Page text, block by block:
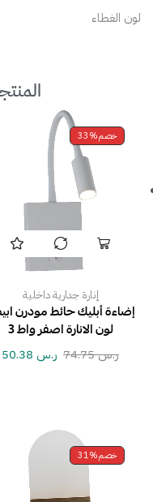
لون الغطاء
خصم33%
إنارة جدارية داخلية
إضاءة أبليك حائط مودرن
لون الانارة اصفر واط 3
ر.س74.75 ر.س
خصم31%